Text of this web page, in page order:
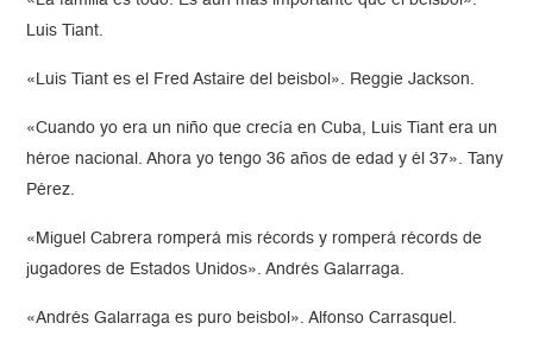
Luis Tiant.
«Luis Tiant es el Fred Astaire del beisbol». Reggie Jackson.
«Cuando yo era un niño que crecía en Cuba, Luis Tiant era un
héroe nacional. Ahora yo tengo 36 años de edad y él 37». Tany
Pérez.
«Miguel Cabrera romperá mis récords y romperá récords de
jugadores de Estados Unidos». Andrés Galarraga.
«Andrés Galarraga es puro beisbol». Alfonso Carrasquel.